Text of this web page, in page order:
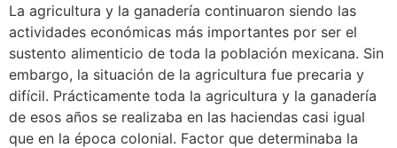
La agricultura y la ganadería continuaron siendo las
actividades económicas más importantes por ser el
sustento alimenticio de toda la población mexicana. Sin
embargo, la situación de la agricultura fue precaria y
difícil. Prácticamente toda la agricultura y la ganadería
de esos años se realizaba en las haciendas casi igual
que en la época colonial. Factor que determinaba la